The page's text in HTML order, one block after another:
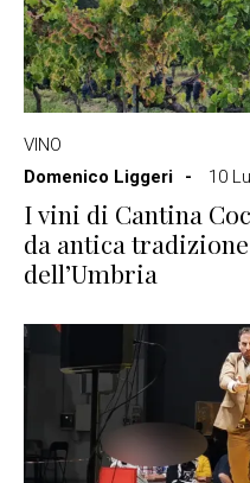
VINO
Domenico Liggeri
10
I vini di Cantina
da antica
dell’Umbria